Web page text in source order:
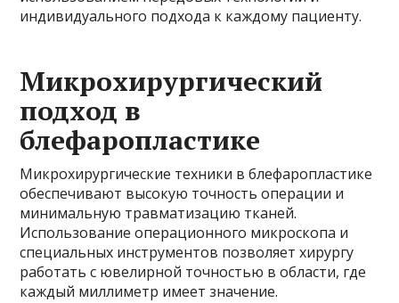
индивидуального подхода к каждому пациенту.
Микрохирургический
подход в
блефаропластике
Микрохирургические техники в блефаропластике
обеспечивают высокую точность операции и
минимальную травматизацию тканей.
Использование операционного микроскопа и
специальных инструментов позволяет хирургу
работать с ювелирной точностью в области, где
каждый миллиметр имеет значение.